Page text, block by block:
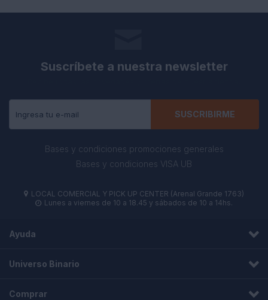
Suscríbete a nuestra newsletter
SUSCRIBIRME
Bases y condiciones promociones generales
Bases y condiciones VISA UB
 LOCAL COMERCIAL Y PICK UP CENTER (Arenal Grande 1763)
 Lunes a viernes de 10 a 18.45 y sábados de 10 a 14hs.
Ayuda
Universo Binario
Comprar